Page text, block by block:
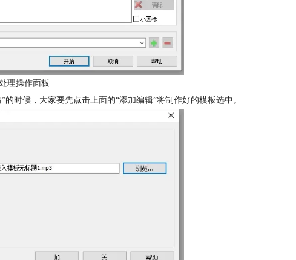
理操作面板
时候，大家要先点击上面的“添加编辑”将制作好的模板选中。